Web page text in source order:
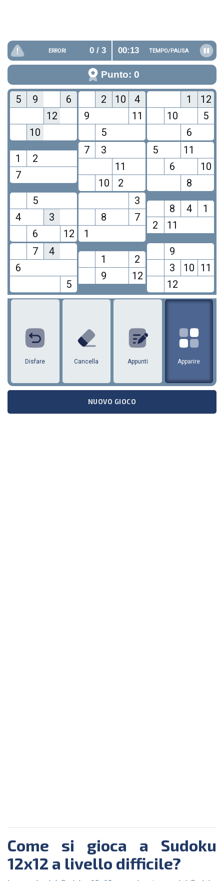
ERRORI 0/ 3 00:13 TEMPO/PAUSA
Punto: 0
5 9
6
12
10
2 10
4
9
11
5
1
12
10
5
6
1
2
7
7
3
11
10
2
5
11
6
10
8
5
4
3
6
12
3
8
7
1
8 4
1
2
11
7
4
6
5
1
2
9
12
9
3
10 11
12
7
9 10 12
Disfare Cancella Appunti Apparire
NUOVO GIOCO
Come si gioca a Sudoku
12x12 a livello difficile?